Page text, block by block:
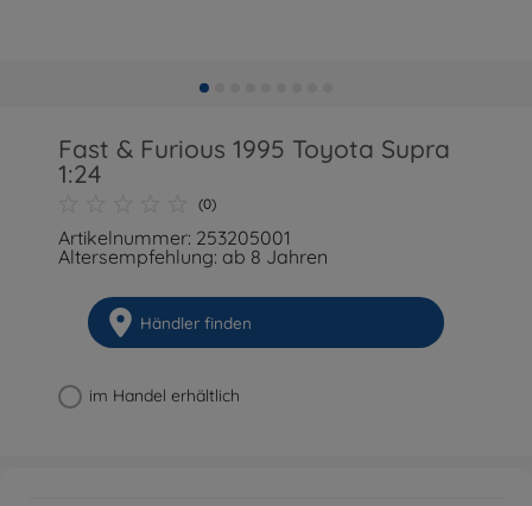
Fast & Furious 1995 Toyota Supra
1:24
(0)
Artikelnummer: 253205001
Altersempfehlung: ab 8 Jahren
Händler finden
im Handel erhältlich